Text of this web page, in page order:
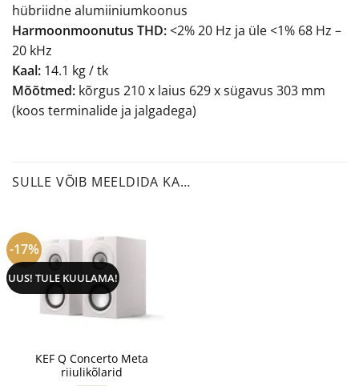
hübriidne alumiiniumkoonus
Harmoonmoonutus THD:<2% 20 Hz ja üle <1% 68 Hz –
20 kHz
Kaal: 14.1 kg / tk
Mõõtmed: kõrgus 210 x laius 629 x sügavus 303 mm
(koos terminalide ja jalgadega)
SULLE VÕIB MEELDIDA KA…
-17%
UUS! TULE KUULAMA!
KEF Q Concerto Meta
riiulikõlarid